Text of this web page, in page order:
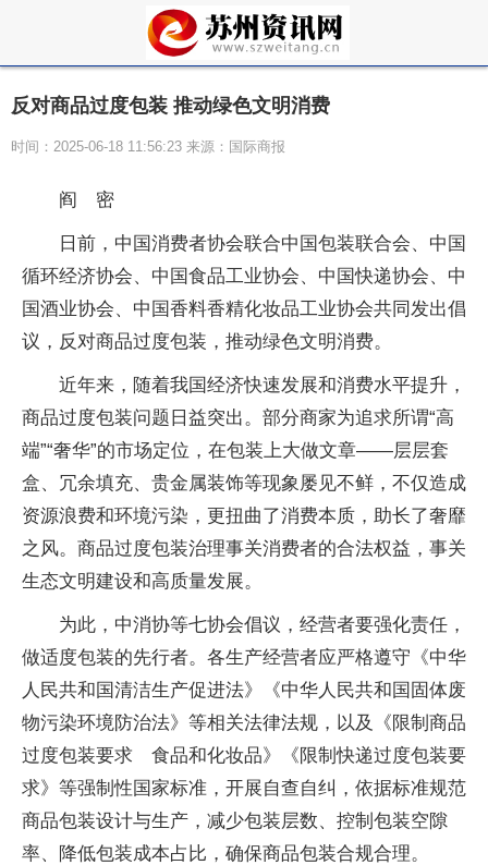
反对商品过度包装 推动绿色文明消费
时间：2025-06-18 11:56:23 来源：国际商报
阎 密
日前，中国消费者协会联合中国包装联合会、中国
循环经济协会、中国食品工业协会、中国快递协会、中
国酒业协会、中国香料香精化妆品工业协会共同发出倡
议，反对商品过度包装，推动绿色文明消费。
近年来，随着我国经济快速发展和消费水平提升，
商品过度包装问题日益突出。部分商家为追求所谓“高
端”“奢华”的市场定位，在包装上大做文章——层层套
盒、冗余填充、贵金属装饰等现象屡见不鲜，不仅造成
资源浪费和环境污染，更扭曲了消费本质，助长了奢靡
之风。商品过度包装治理事关消费者的合法权益，事关
生态文明建设和高质量发展。
为此，中消协等七协会倡议，经营者要强化责任，
做适度包装的先行者。各生产经营者应严格遵守《中华
人民共和国清洁生产促进法》《中华人民共和国固体废
物污染环境防治法》等相关法律法规，以及《限制商品
过度包装要求 食品和化妆品》《限制快递过度包装要
求》等强制性国家标准，开展自查自纠，依据标准规范
商品包装设计与生产，减少包装层数、控制包装空隙
率、降低包装成本占比，确保商品包装合规合理。